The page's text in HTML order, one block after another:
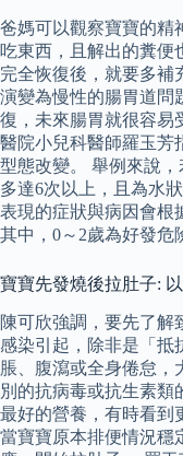
爸媽可以觀察寶寶的精
吃東西，且解出的糞便
完全恢復後，就要多補
演變為慢性的腸胃道問
復，未來腸胃就很容易
醫院小兒科醫師羅玉芳
型態改變。 舉例來說
多達6次以上，且為水
表現的症狀與病因會根
其中，0～2歲為好發危
寶寶先發燒後拉肚子:
陳可欣強調，要先了解
感染引起，除非是「抵
脹、腹瀉或全身倦怠，
別的抗病毒或抗生素類
最好的營養，有時看到
當寶寶原本排便情況穩